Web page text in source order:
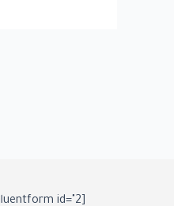
[fluentform id="2"]